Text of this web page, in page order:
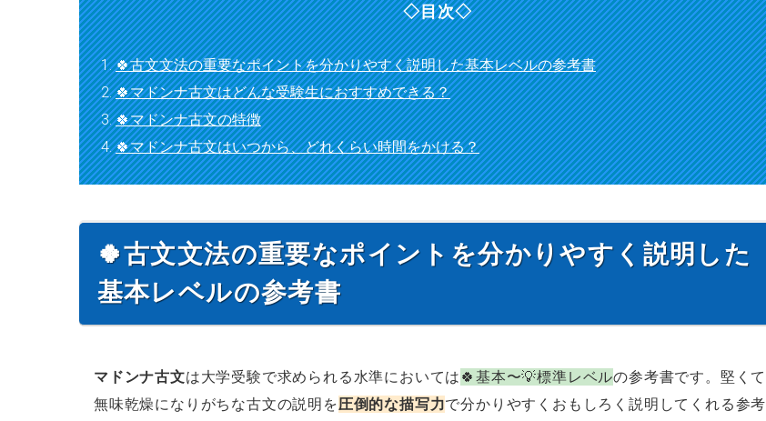
◇目次◇
🍀古文文法の重要なポイントを分かりやすく説明した基本レベルの参考書
🍀マドンナ古文はどんな受験生におすすめできる？
🍀マドンナ古文の特徴
🍀マドンナ古文はいつから、どれくらい時間をかける？
🍀古文文法の重要なポイントを分かりやすく説明した
基本レベルの参考書
マドンナ古文は大学受験で求められる水準においては 🍀基本〜💡標準レベルの参考書です。堅くて
無味乾燥になりがちな古文の説明を圧倒的な描写力で分かりやすくおもしろく説明してくれる参考